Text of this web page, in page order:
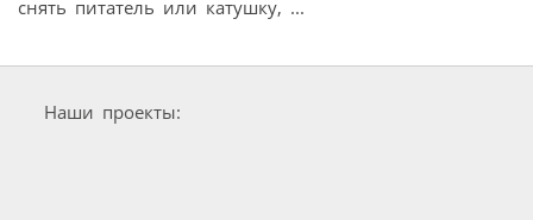
снять питатель или катушку, ...
Наши проекты: